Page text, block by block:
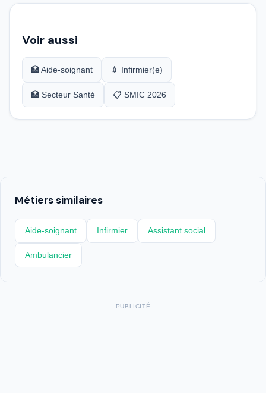
Voir aussi
🏥 Aide-soignant 💉 Infirmier(e)
🏥 Secteur Santé 📋 SMIC 2026
Métiers similaires
Aide-soignant Infirmier Assistant social
Ambulancier
PUBLICITÉ